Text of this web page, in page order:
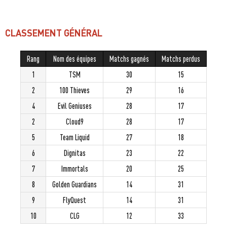
CLASSEMENT GÉNÉRAL
Rang Nom des équipes Matchs gagnés
Matchs perdus
1
TSM 30
15
2
100 Thieves 29
16
4
Evil Geniuses 28
17
2
Cloud9 28
17
5
Team Liquid 27
18
6
Dignitas 23
22
7
Immortals 20
25
8
Golden Guardians 14
31
9
FlyQuest 14
31
10
CLG 12 33